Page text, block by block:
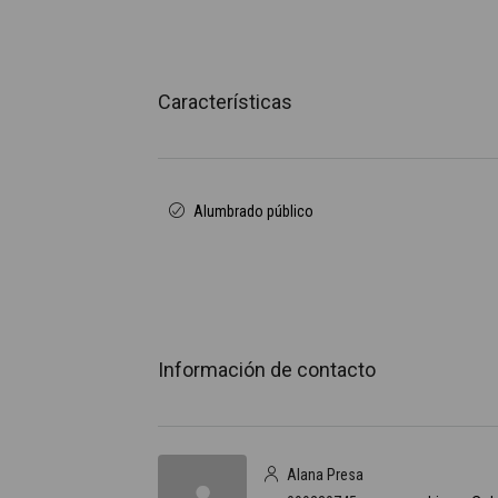
Características
Alumbrado público
Información de contacto
Alana Presa